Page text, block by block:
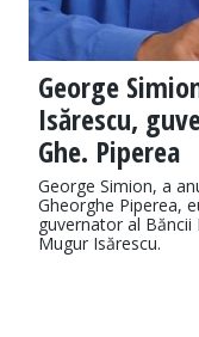
George
Isărescu,
Ghe. Piperea
George Simion, a
Gheorghe Piperea,
guvernator al Băncii
Mugur Isărescu.